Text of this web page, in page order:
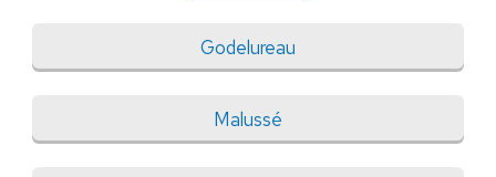
Godelureau
Malussé